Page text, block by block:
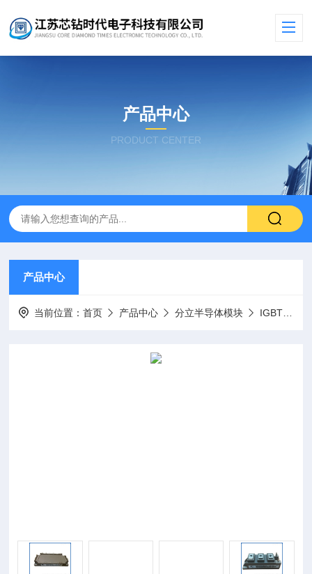
产品中心
PRODUCT CENTER
产品中心
当前位置：首页 产品中心 分立半导体模块 IGBT模块